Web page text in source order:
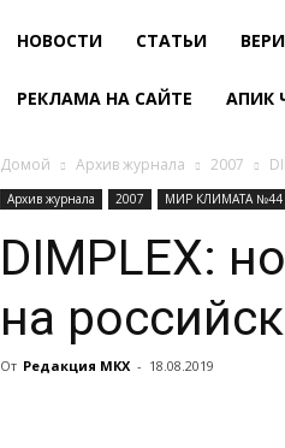
НОВОСТИ СТАТЬИ
РЕКЛАМА НА САЙТЕ АПИК
Домой Архив журнала 2007
Архив журнала 2007 МИР КЛИМАТА №44
DIMPLEX:
на
От Редакция МКХ - 18.08.2019